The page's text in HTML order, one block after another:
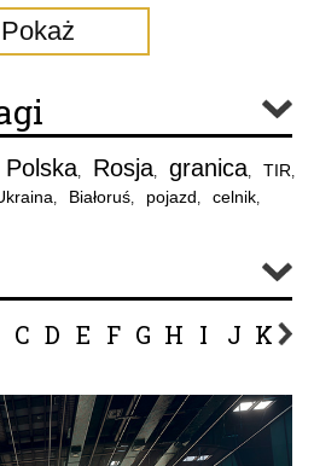
Pokaż
Polska, Rosja, granica, TIR,
, Białoruś, pojazd, celnik,
C D E F G H I J K L